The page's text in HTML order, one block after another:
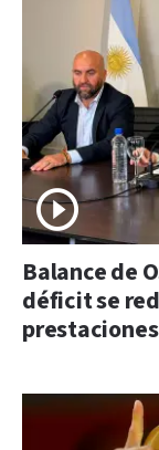
Balance de
déficit se
prestaciones